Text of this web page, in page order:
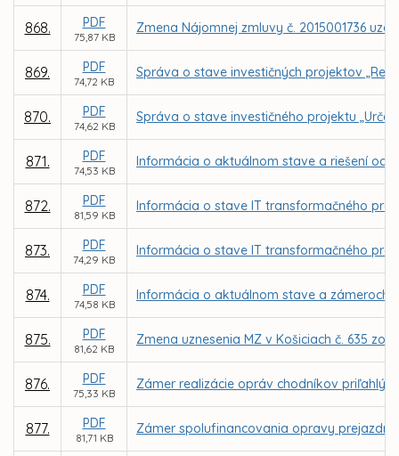
868. PDF
75,87 KB
Zmena Nájomnej zmluvy č. 2015001736
869. PDF
74,72 KB
Správa o stave investičných projektov
870. PDF
74,62 KB
Správa o stave investičného projektu
871. PDF
74,53 KB
Informácia o aktuálnom stave a riešení
872. PDF
81,59 KB
Informácia o stave IT transformačného
873. PDF
74,29 KB
Informácia o stave IT transformačného
874. PDF
74,58 KB
Informácia o aktuálnom stave a zámeroch
875. PDF
81,62 KB
Zmena uznesenia MZ v Košiciach č. 635
876. PDF
75,33 KB
Zámer realizácie opráv chodníkov
877. PDF
81,71 KB
Zámer spolufinancovania opravy